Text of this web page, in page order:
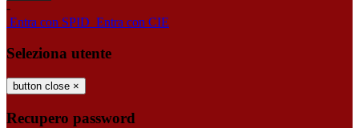
-
Entra con SPID Entra con CIE
Seleziona utente
button close ×
Recupero password